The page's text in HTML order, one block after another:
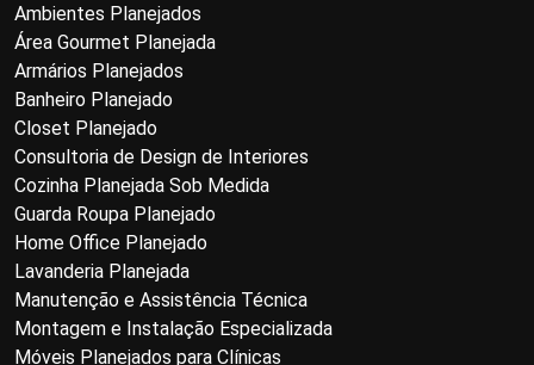
Ambientes Planejados
Área Gourmet Planejada
Armários Planejados
Banheiro Planejado
Closet Planejado
Consultoria de Design de Interiores
Cozinha Planejada Sob Medida
Guarda Roupa Planejado
Home Office Planejado
Lavanderia Planejada
Manutenção e Assistência Técnica
Montagem e Instalação Especializada
Móveis Planejados para Clínicas